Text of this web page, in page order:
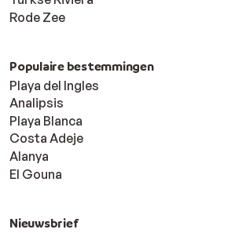
Rode Zee
Populaire bestemmingen
Playa del Ingles
Analipsis
Playa Blanca
Costa Adeje
Alanya
El Gouna
Nieuwsbrief